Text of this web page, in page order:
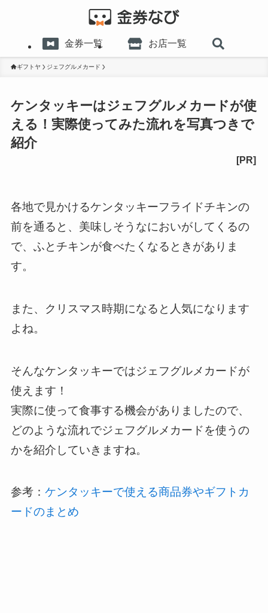
金券一覧 お店一覧
ギフトヤ ジェフグルメカード
ケンタッキーはジェフグルメカードが使
える！実際使ってみた流れを写真つきで
紹介
各地で見かけるケンタッキーフライドチキンの
前を通ると、美味しそうなにおいがしてくるの
で、ふとチキンが食べたくなるときがありま
す。
また、クリスマス時期になると人気になります
よね。
そんなケンタッキーではジェフグルメカードが
使えます！
実際に使って食事する機会がありましたので、
どのような流れでジェフグルメカードを使うの
かを紹介していきますね。
参考： ケンタッキーで使える商品券やギフトカ
ードのまとめ